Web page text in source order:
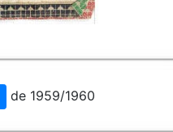
de 1959/1960